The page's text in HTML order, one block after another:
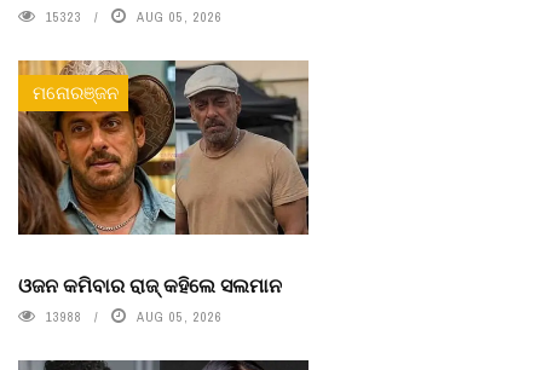
15323 AUG 05, 2026
ମନୋରଞ୍ଜନ
ଓଜନ କମିବାର ରାଜ୍ କହିଲେ ସଲମାନ
13988 AUG 05, 2026